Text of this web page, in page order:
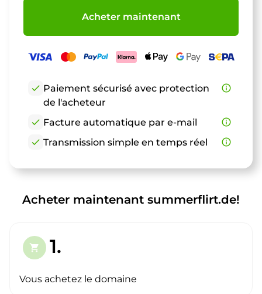
Acheter maintenant
check Paiement sécurisé avec protection
de l'acheteur
info_outline
check Facture automatique par e-mail
info_outline
check Transmission simple en temps réel info_outline
Acheter maintenant summerflirt.de!
shopping_cart 1.
Vous achetez le domaine